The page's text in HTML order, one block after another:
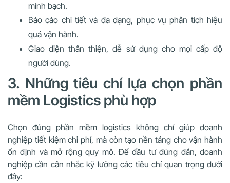
minh bạch.
Báo cáo chi tiết và đa dạng, phục vụ phân tích hiệu
quả vận hành.
Giao diện thân thiện, dễ sử dụng cho mọi cấp độ
người dùng.
3. Những tiêu chí lựa chọn phần
mềm Logistics phù hợp
Chọn đúng phần mềm logistics không chỉ giúp doanh
nghiệp tiết kiệm chi phí, mà còn tạo nền tảng cho vận hành
ổn định và mở rộng quy mô. Để đầu tư đúng đắn, doanh
nghiệp cần cân nhắc kỹ lưỡng các tiêu chí quan trọng dưới
đây: